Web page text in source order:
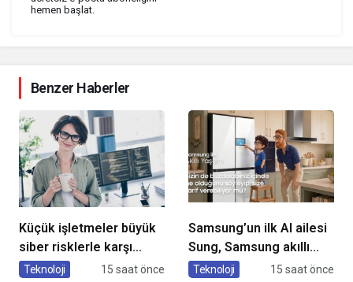
hemen başlat.
Benzer Haberler
Küçük işletmeler büyük
siber risklerle karşı
karşıya
Teknoloji 15 saat önce
Samsung’un ilk AI ailesi
Sung, Samsung akıllı
yaşam deneyimini
Teknoloji 15 saat önce